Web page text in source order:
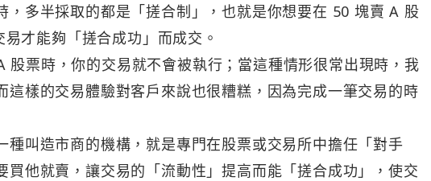
，多半採取的都是「搓合制」，也就是你想要在 50 塊賣 A 股
才能夠「搓合成功」而成交。
股票時，你的交易就不會被執行；當這種情形很常出現時，我
這樣的交易體驗對客戶來說也很糟糕，因為完成一筆交易的時
種叫造市商的機構，就是專門在股票或交易所中擔任「對手
買他就賣，讓交易的「流動性」提高而能「搓合成功」，使交